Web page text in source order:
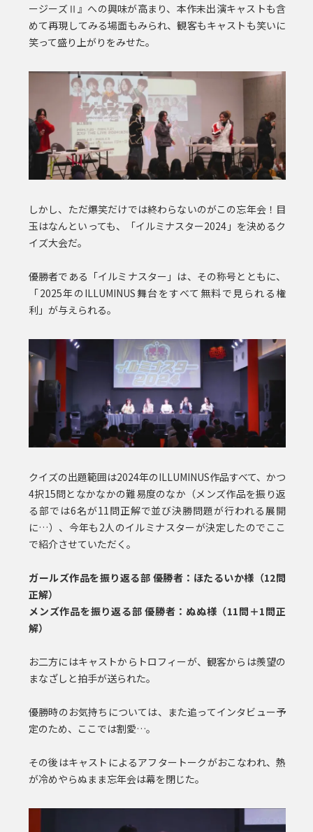
ージーズⅡ』への興味が高まり、本作未出演キャストも含
めて再現してみる場面もみられ、観客もキャストも笑いに
笑って盛り上がりをみせた。
しかし、ただ爆笑だけでは終わらないのがこの忘年会！目
玉はなんといっても、「イルミナスター2024」を決めるク
イズ大会だ。
優勝者である「イルミナスター」は、その称号とともに、
「2025年のILLUMINUS舞台をすべて無料で見られる権
利」が与えられる。
クイズの出題範囲は2024年のILLUMINUS作品すべて、かつ
4択15問となかなかの難易度のなか（メンズ作品を振り返
る部では6名が11問正解で並び決勝問題が行われる展開
に…）、今年も2人のイルミナスターが決定したのでここ
で紹介させていただく。
ガールズ作品を振り返る部 優勝者：ほたるいか様（12問
正解）
メンズ作品を振り返る部 優勝者：ぬぬ様（11問＋1問正
解）
お二方にはキャストからトロフィーが、観客からは羨望の
まなざしと拍手が送られた。
優勝時のお気持ちについては、また追ってインタビュー予
定のため、ここでは割愛…。
その後はキャストによるアフタートークがおこなわれ、熱
が冷めやらぬまま忘年会は幕を閉じた。